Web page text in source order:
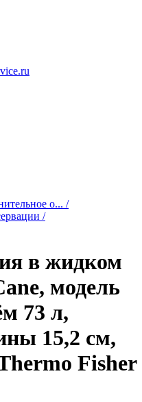
о... /
/
в жидком
модель
73 л,
15,2 см,
Fisher